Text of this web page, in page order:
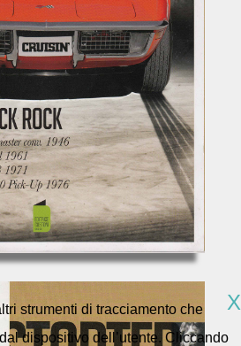
X
strumenti di tracciamento che
dispositivo dell’utente. Cliccando